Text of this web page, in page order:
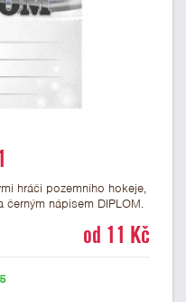
hráči pozemního hokeje,
nápisem DIPLOM.
je 250 g/m2.od 11 Kč